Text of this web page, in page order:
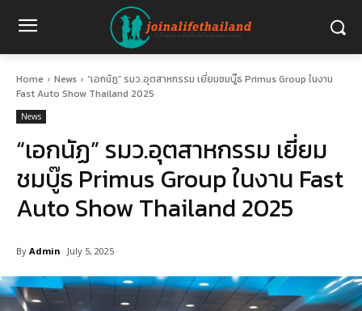
Home News
“เอกนัฏ” รมว.อุตสาหกรรม เยี่ยมชมบู๊ธ Primus Group ในงาน
Fast Auto Show Thailand 2025
News
“เอกนัฏ” รมว.อุตสาหกรรม เยี่ยม
ชมบู๊ธ Primus Group ในงาน Fast
Auto Show Thailand 2025
By Admin July 5, 2025